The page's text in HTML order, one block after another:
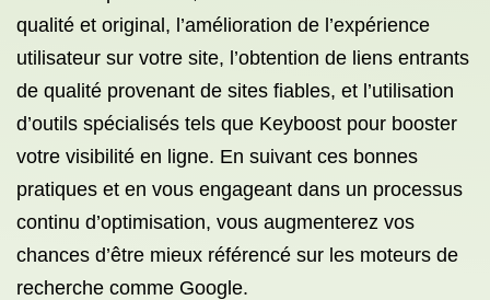
qualité et original, l’amélioration de l’expérience
utilisateur sur votre site, l’obtention de liens entrants
de qualité provenant de sites fiables, et l’utilisation
d’outils spécialisés tels que Keyboost pour booster
votre visibilité en ligne. En suivant ces bonnes
pratiques et en vous engageant dans un processus
continu d’optimisation, vous augmenterez vos
chances d’être mieux référencé sur les moteurs de
recherche comme Google.